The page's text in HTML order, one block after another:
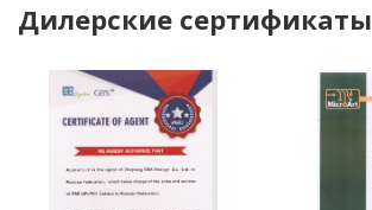
Дилерские сертификаты